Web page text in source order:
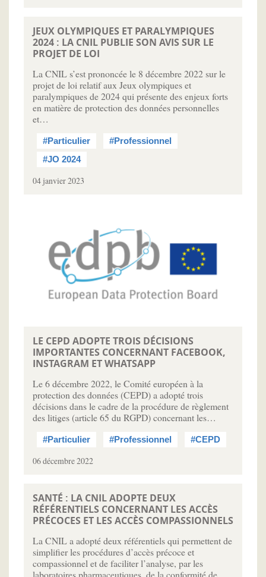
JEUX OLYMPIQUES ET PARALYMPIQUES
2024 : LA CNIL PUBLIE SON AVIS SUR LE
PROJET DE LOI
La CNIL s’est prononcée le 8 décembre 2022 sur le
projet de loi relatif aux Jeux olympiques et
paralympiques de 2024 qui présente des enjeux forts
en matière de protection des données personnelles
et…
#Particulier
#Professionnel
#JO 2024
04 janvier 2023
LE CEPD ADOPTE TROIS DÉCISIONS
IMPORTANTES CONCERNANT FACEBOOK,
INSTAGRAM ET WHATSAPP
Le 6 décembre 2022, le Comité européen à la
protection des données (CEPD) a adopté trois
décisions dans le cadre de la procédure de règlement
des litiges (article 65 du RGPD) concernant les…
#Particulier #Professionnel #CEPD
06 décembre 2022
SANTÉ : LA CNIL ADOPTE DEUX
RÉFÉRENTIELS CONCERNANT LES ACCÈS
PRÉCOCES ET LES ACCÈS COMPASSIONNELS
La CNIL a adopté deux référentiels qui permettent de
simplifier les procédures d’accès précoce et
compassionnel et de faciliter l’analyse, par les
laboratoires pharmaceutiques, de la conformité de…